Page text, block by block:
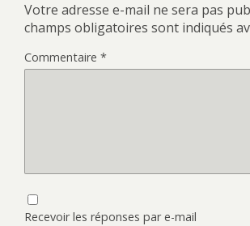
Votre adresse e-mail ne sera pas
champs obligatoires sont indiqués
Commentaire *
Recevoir les réponses par e-mail